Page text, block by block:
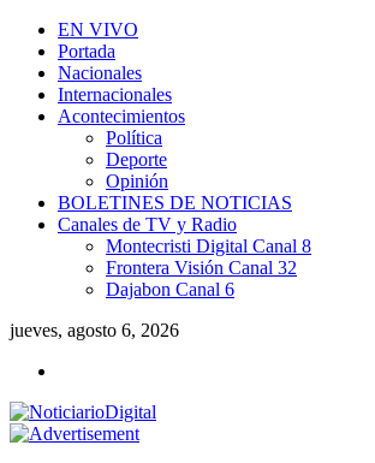
EN VIVO
Portada
Nacionales
Internacionales
Acontecimientos
Política
Deporte
Opinión
BOLETINES DE NOTICIAS
Canales de TV y Radio
Montecristi Digital Canal 8
Frontera Visión Canal 32
Dajabon Canal 6
jueves, agosto 6, 2026